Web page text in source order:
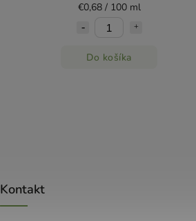
€0,68 / 100 ml
Do košíka
Kontakt